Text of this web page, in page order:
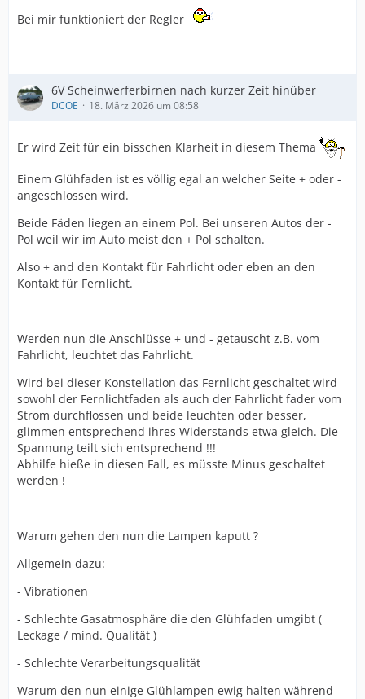
Bei mir funktioniert der Regler
6V Scheinwerferbirnen nach kurzer Zeit hinüber
DCOE 18. März 2026 um 08:58
Er wird Zeit für ein bisschen Klarheit in diesem Thema
Einem Glühfaden ist es völlig egal an welcher Seite + oder -
angeschlossen wird.
Beide Fäden liegen an einem Pol. Bei unseren Autos der -
Pol weil wir im Auto meist den + Pol schalten.
Also + and den Kontakt für Fahrlicht oder eben an den
Kontakt für Fernlicht.
Werden nun die Anschlüsse + und - getauscht z.B. vom
Fahrlicht, leuchtet das Fahrlicht.
Wird bei dieser Konstellation das Fernlicht geschaltet wird
sowohl der Fernlichtfaden als auch der Fahrlicht fader vom
Strom durchflossen und beide leuchten oder besser,
glimmen entsprechend ihres Widerstands etwa gleich. Die
Spannung teilt sich entsprechend !!!
Abhilfe hieße in diesen Fall, es müsste Minus geschaltet
werden !
Warum gehen den nun die Lampen kaputt ?
Allgemein dazu:
- Vibrationen
- Schlechte Gasatmosphäre die den Glühfaden umgibt (
Leckage / mind. Qualität )
- Schlechte Verarbeitungsqualität
Warum den nun einige Glühlampen ewig halten während